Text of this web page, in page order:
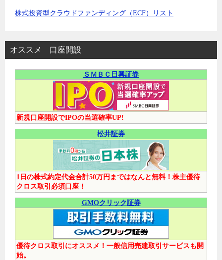
株式投資型クラウドファンディング（ECF）リスト
オススメ 口座開設
ＳＭＢＣ日興証券
新規口座開設でIPOの当選確率UP!
松井証券
1日の株式約定代金合計50万円まではなんと無料！株主優待
クロス取引必須口座！
GMOクリック証券
優待クロス取引にオススメ！一般信用売建取引サービスも開
始。